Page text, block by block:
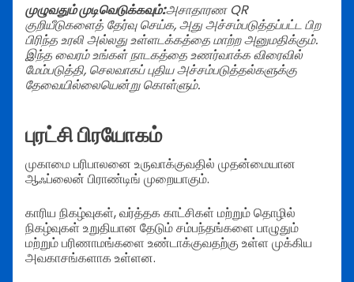
முழுவதும் முடிவெடுக்கவும்:அசாதாரண QR
குறியீடுகளைத் தேர்வு செய்க, அது அச்சம்படுத்தப்பட்ட பிற
பிரிந்த உரலி அல்லது உள்ளடக்கத்தை மாற்ற அனுமதிக்கும்.
இந்த வைரம் உங்கள் நாடகத்தை உணர்வாக்க விரைவில்
மேம்படுத்தி, செலவாகப் புதிய அச்சம்படுத்தல்களுக்கு
தேவையில்லையென்று கொள்ளும்.
புரட்சி பிரயோகம்
முகாமை பரிபாலனை உருவாக்குவதில் முதன்மையான
ஆஃப்லைன் பிராண்டிங் முறையாகும்.
காரிய நிகழ்வுகள், வர்த்தக காட்சிகள் மற்றும் தொழில்
நிகழ்வுகள் உறுதியான தேடும் சம்பந்தங்களை பாழுதும்
மற்றும் பரிணாமங்களை உண்டாக்குவதற்கு உள்ள முக்கிய
அவகாசங்களாக உள்ளன.